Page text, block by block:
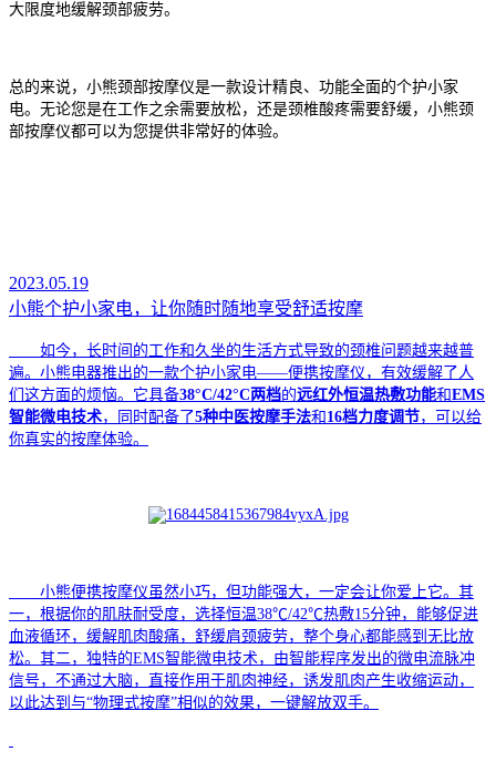
大限度地缓解颈部疲劳。
总的来说，小熊颈部按摩仪是一款设计精良、功能全面的个护小家
电。无论您是在工作之余需要放松，还是颈椎酸疼需要舒缓，小熊颈
部按摩仪都可以为您提供非常好的体验。
2023.05.19
小熊个护小家电，让你随时随地享受舒适按摩
如今， 长时间的工作和久坐的生活方式导致的颈椎问题越来越普
遍。小熊电器推出的一款个护小家电——便携按摩仪 ， 有效缓解了人
们这方面的烦恼。它具备38°C/42°C两档的远红外恒温热敷功能和EMS
智能微电技术，同时配备了5种中医按摩手法和 16档力度调节，可以给
你真实的按摩体验。
小熊便携按摩仪 虽然小巧，但功能强大，一定会让你爱上它。 其
一，根据你的肌肤耐受度，选择恒温38℃/42℃热敷15分钟，能够促进
血液循环，缓解肌肉酸痛，舒缓肩颈疲劳，整个身心都能感到无比放
松。其二，独特的EMS智能微电技术，由智能程序发出的微电流脉冲
信号，不通过大脑，直接作用于肌肉神经，诱发肌肉产生收缩运动，
以此达到与“物理式按摩”相似的效果，一键解放双手。